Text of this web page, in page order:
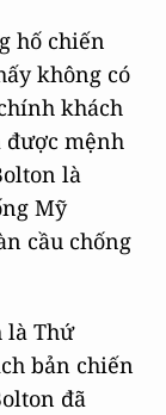
hố chiến
không có
khách
được mệnh
là
Mỹ
cầu chống
là Thứ
bản chiến
đã